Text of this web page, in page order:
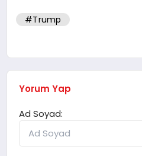
#Trump
Yorum Yap
Ad Soyad: